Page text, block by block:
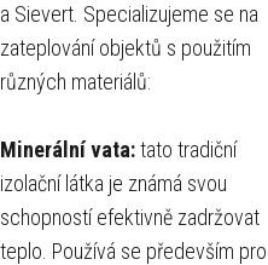
a Sievert. Specializujeme se na
zateplování objektů s použitím
různých materiálů:
Minerální vata:tato tradiční
izolační látka je známá svou
schopností efektivně zadržovat
teplo. Používá se především pro